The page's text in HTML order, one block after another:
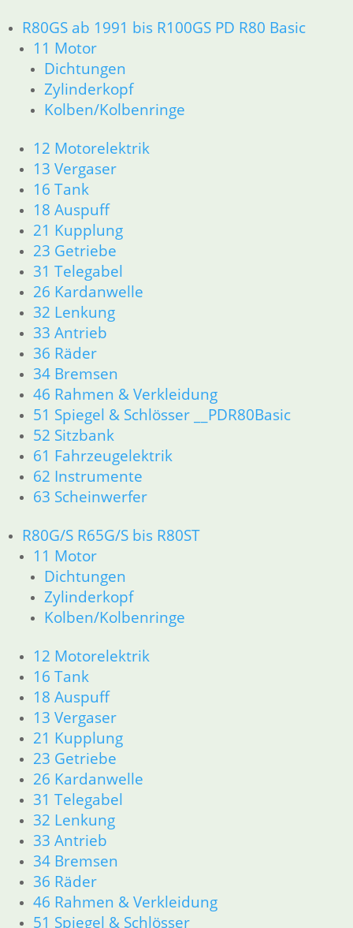
R80GS ab 1991 bis R100GS PD R80 Basic
11 Motor
Dichtungen
Zylinderkopf
Kolben/Kolbenringe
12 Motorelektrik
13 Vergaser
16 Tank
18 Auspuff
21 Kupplung
23 Getriebe
31 Telegabel
26 Kardanwelle
32 Lenkung
33 Antrieb
36 Räder
34 Bremsen
46 Rahmen & Verkleidung
51 Spiegel & Schlösser __PDR80Basic
52 Sitzbank
61 Fahrzeugelektrik
62 Instrumente
63 Scheinwerfer
R80G/S R65G/S bis R80ST
11 Motor
Dichtungen
Zylinderkopf
Kolben/Kolbenringe
12 Motorelektrik
16 Tank
18 Auspuff
13 Vergaser
21 Kupplung
23 Getriebe
26 Kardanwelle
31 Telegabel
32 Lenkung
33 Antrieb
34 Bremsen
36 Räder
46 Rahmen & Verkleidung
51 Spiegel & Schlösser
11 Motor
Dichtungen
Kolben/Kolbenringe
Zylinderkopf
12 Motorelektrik
13 Vergaser
18 Auspuff
21 Kupplung
23 Getriebe
26 Kardanwelle
31 Telegabel
33 Antrieb
32 Lenkung
34 Bremsen
36 Räder
46 Rahmen & Verkleidung
51 Spiegel & Schlösser
52 Sitzbank
61 Fahrzeugelektrik
62 Instrumente
63 Scheinwerfer
R65 R80 Monolever R100 RS/RT Monolever ab 1984
11 Motor
Dichtungen
Kolben/Kolbenringe
Zylinderkopf
13 Vergaser
16 Tank
18 Auspuff
21 Kupplung
23 Getriebe
26 Kardanwelle
32 Lenkung
33 Antrieb
34 Bremsen
36 Räder
46 Rahmen & Verkleidung
51 Spiegel & Schlösser
52 Sitzbank
61 Fahrzeugelektrik
62 Instrumente
R45 & R65LS
11 Motor
Dichtungen
Zylinderkopf
Kolben/Kolbenringe
12 Motorelektrik